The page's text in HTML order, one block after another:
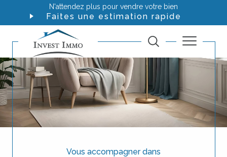
N'attendez plus pour vendre votre bien
Faites une estimation rapide
Vous accompagner dans